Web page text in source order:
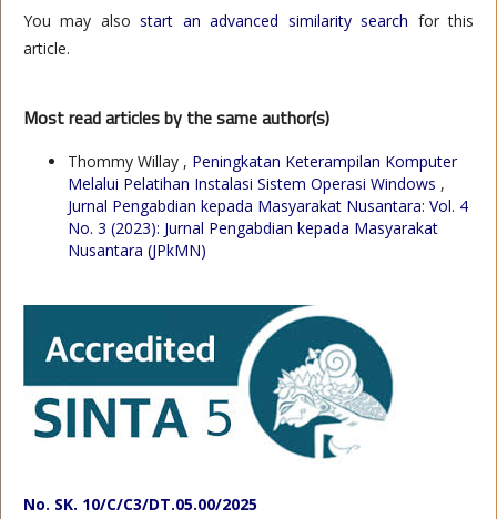
You may alsostart an advanced similarity search for this
article.
Most read articles by the same author(s)
Thommy Willay , Peningkatan Keterampilan Komputer
Melalui Pelatihan Instalasi Sistem Operasi Windows ,
Jurnal Pengabdian kepada Masyarakat Nusantara: Vol. 4
No. 3 (2023): Jurnal Pengabdian kepada Masyarakat
Nusantara (JPkMN)
No. SK. 10/C/C3/DT.05.00/2025